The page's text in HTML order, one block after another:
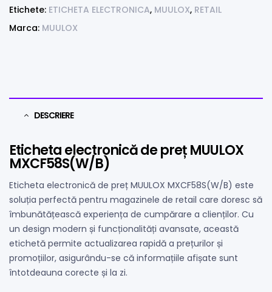
Etichete: ETICHETA ELECTRONICA, MUULOX, RETAIL
Marca: MUULOX
DESCRIERE
Eticheta electronică de preț MUULOX
MXCF58S(W/B)
Eticheta electronică de preț MUULOX MXCF58S(W/B) este
soluția perfectă pentru magazinele de retail care doresc să
îmbunătățească experiența de cumpărare a clienților. Cu
un design modern și funcționalități avansate, această
etichetă permite actualizarea rapidă a prețurilor și
promoțiilor, asigurându-se că informațiile afișate sunt
întotdeauna corecte și la zi.